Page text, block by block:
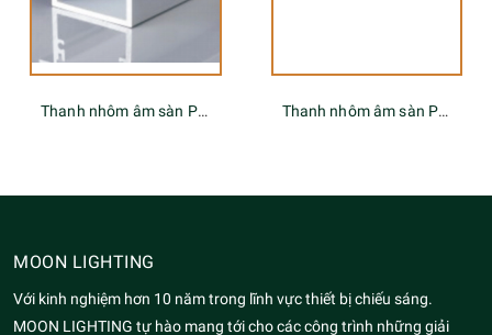
Thanh nhôm âm sàn Profile MGA-558 Thanh nhôm âm sàn Profile MGA-554
MOON LIGHTING
Với kinh nghiệm hơn 10 năm trong lĩnh vực thiết bị chiếu sáng.
MOON LIGHTING tự hào mang tới cho các công trình những giải